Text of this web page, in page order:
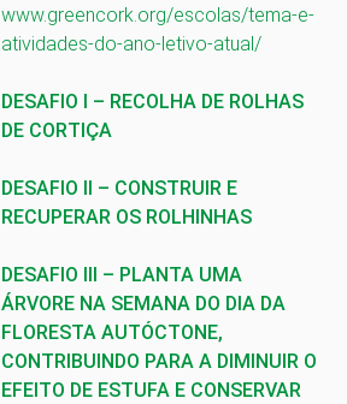
www.greencork.org/escolas/tema-e-
atividades-do-ano-letivo-atual/
DESAFIO I – RECOLHA DE ROLHAS
DE CORTIÇA
DESAFIO II – CONSTRUIR E
RECUPERAR OS ROLHINHAS
DESAFIO III – PLANTA UMA
ÁRVORE NA SEMANA DO DIA DA
FLORESTA AUTÓCTONE,
CONTRIBUINDO PARA A DIMINUIR O
EFEITO DE ESTUFA E CONSERVAR